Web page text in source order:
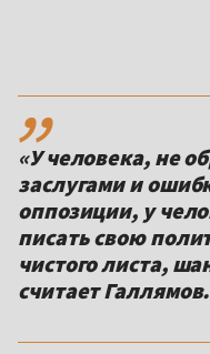
,,
«У человека, не
заслугами и
оппозиции, у
писать свою
чистого листа,
считает Галлямов.